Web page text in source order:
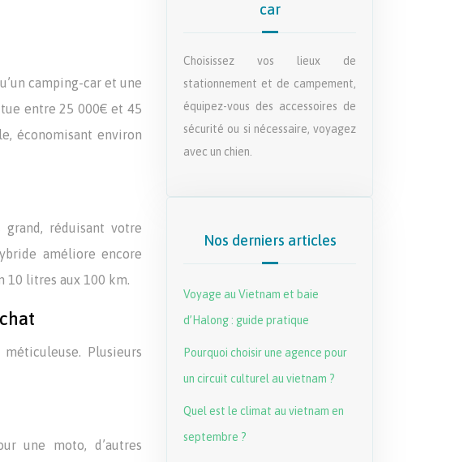
camping-car et une
entre 25 000€ et 45
économisant environ
grand, réduisant votre
améliore encore
10 litres aux 100 km.
Plusieurs
une moto, d’autres
car
Choisissez vos lieux de
stationnement et de campement,
équipez-vous des accessoires de
sécurité ou si nécessaire, voyagez
avec un chien.
Nos derniers articles
Voyage au Vietnam et baie
d’Halong : guide pratique
Pourquoi choisir une agence pour
un circuit culturel au vietnam ?
Quel est le climat au vietnam en
septembre ?